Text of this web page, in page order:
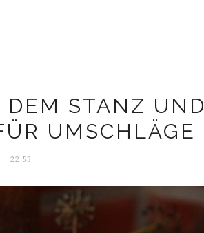
STANZ UND
UMSCHLÄGE
22:53